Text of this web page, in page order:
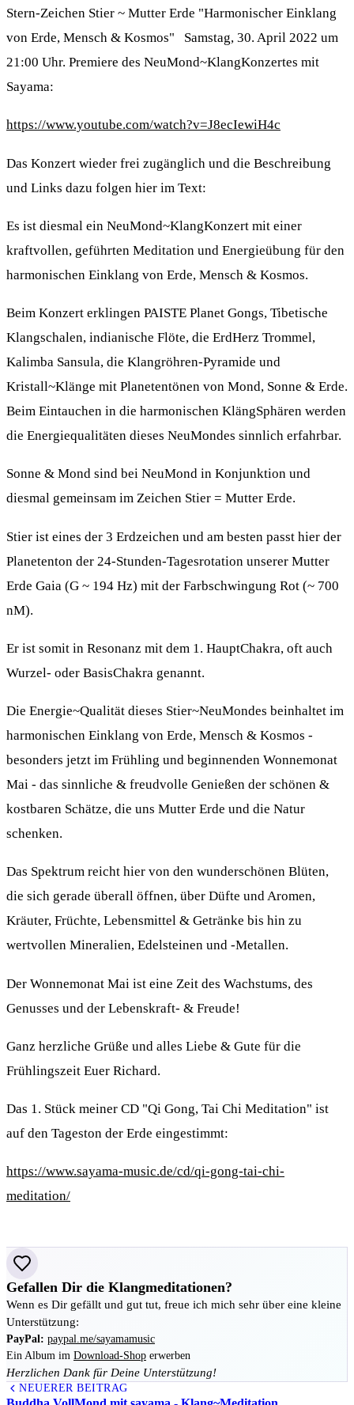
Stern-Zeichen Stier ~ Mutter Erde "Harmonischer Einklang
von Erde, Mensch & Kosmos" Samstag, 30. April 2022 um
21:00 Uhr. Premiere des NeuMond~KlangKonzertes mit
Sayama:
https://www.youtube.com/watch?v=J8ecIewiH4c
Das Konzert wieder frei zugänglich und die Beschreibung
und Links dazu folgen hier im Text:
Es ist diesmal ein NeuMond~KlangKonzert mit einer
kraftvollen, geführten Meditation und Energieübung für den
harmonischen Einklang von Erde, Mensch & Kosmos.
Beim Konzert erklingen PAISTE Planet Gongs, Tibetische
Klangschalen, indianische Flöte, die ErdHerz Trommel,
Kalimba Sansula, die Klangröhren-Pyramide und
Kristall~Klänge mit Planetentönen von Mond, Sonne & Erde.
Beim Eintauchen in die harmonischen KlängSphären werden
die Energiequalitäten dieses NeuMondes sinnlich erfahrbar.
Sonne & Mond sind bei NeuMond in Konjunktion und
diesmal gemeinsam im Zeichen Stier = Mutter Erde.
Stier ist eines der 3 Erdzeichen und am besten passt hier der
Planetenton der 24-Stunden-Tagesrotation unserer Mutter
Erde Gaia (G ~ 194 Hz) mit der Farbschwingung Rot (~ 700
nM).
Er ist somit in Resonanz mit dem 1. HauptChakra, oft auch
Wurzel- oder BasisChakra genannt.
Die Energie~Qualität dieses Stier~NeuMondes beinhaltet im
harmonischen Einklang von Erde, Mensch & Kosmos -
besonders jetzt im Frühling und beginnenden Wonnemonat
Mai - das sinnliche & freudvolle Genießen der schönen &
kostbaren Schätze, die uns Mutter Erde und die Natur
schenken.
Das Spektrum reicht hier von den wunderschönen Blüten,
die sich gerade überall öffnen, über Düfte und Aromen,
Kräuter, Früchte, Lebensmittel & Getränke bis hin zu
wertvollen Mineralien, Edelsteinen und -Metallen.
Der Wonnemonat Mai ist eine Zeit des Wachstums, des
Genusses und der Lebenskraft- & Freude!
Ganz herzliche Grüße und alles Liebe & Gute für die
Frühlingszeit Euer Richard.
Das 1. Stück meiner CD "Qi Gong, Tai Chi Meditation" ist
auf den Tageston der Erde eingestimmt:
https://www.sayama-music.de/cd/qi-gong-tai-chi-
meditation/
Gefallen Dir die Klangmeditationen?
Wenn es Dir gefällt und gut tut, freue ich mich sehr über eine kleine
Unterstützung:
PayPal: paypal.me/sayamamusic
Ein Album im Download-Shop erwerben
Herzlichen Dank für Deine Unterstützung!
NEUERER BEITRAG